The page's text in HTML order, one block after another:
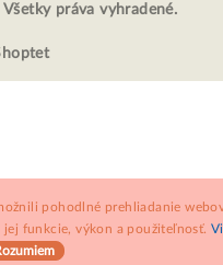
pohodlné prehliadanie
jej funkcie, výkon a použiteľnosť.
Všetky práva vyhradené.